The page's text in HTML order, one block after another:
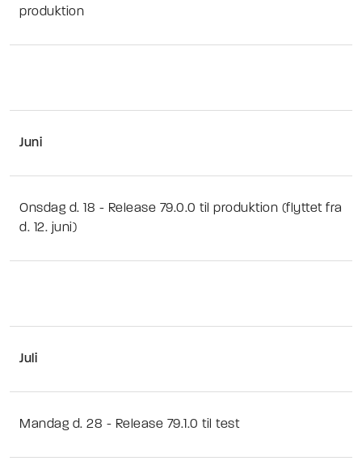
produktion
Juni
Onsdag d. 18 - Release 79.0.0 til produktion (flyttet fra
d. 12. juni)
Juli
Mandag d. 28 - Release 79.1.0 til test